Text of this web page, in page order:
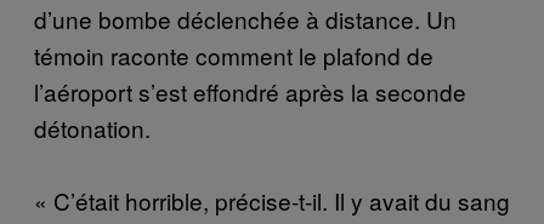
d’une bombe déclenchée à distance. Un
témoin raconte comment le plafond de
l’aéroport s’est effondré après la seconde
détonation.
« C’était horrible, précise-t-il. Il y avait du sang